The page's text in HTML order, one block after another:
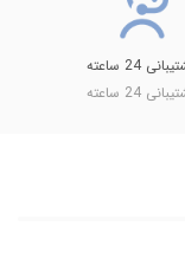
24 ساعته
24 ساعته